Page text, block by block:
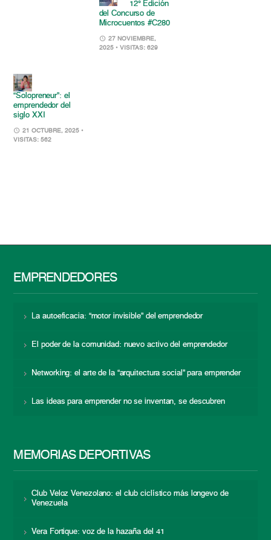
12° Edición
del Concurso de
Microcuentos #C280
27 NOVIEMBRE,
2025 • VISITAS: 629
“Solopreneur”: el
emprendedor del
siglo XXI
21 OCTUBRE, 2025 •
VISITAS: 562
EMPRENDEDORES
La autoeficacia: “motor invisible” del emprendedor
El poder de la comunidad: nuevo activo del emprendedor
Networking: el arte de la “arquitectura social” para emprender
Las ideas para emprender no se inventan, se descubren
MEMORIAS DEPORTIVAS
Club Veloz Venezolano: el club ciclístico más longevo de
Venezuela
Vera Fortique: voz de la hazaña del 41